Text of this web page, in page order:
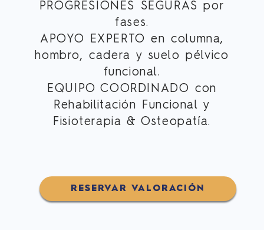
PROGRESIONES SEGURAS por
fases.
APOYO EXPERTO en columna,
hombro, cadera y suelo pélvico
funcional.
EQUIPO COORDINADO con
Rehabilitación Funcional y
Fisioterapia & Osteopatía.
RESERVAR VALORACIÓN